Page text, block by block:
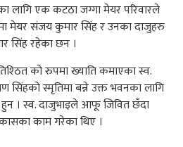
लागि एक कटठा जग्गा मेयर परिवारले
मेयर संजय कुमार सिंह र उनका दाजुहरु
सिंह रहेका छन ।
को रुपमा ख्याति कमाएका स्व.
सिंहको स्मृतिमा बन्ने उक्त भवनका लागि
। स्व. दाजुभाइले आफू जिवित छँदा
काम गरेका थिए ।